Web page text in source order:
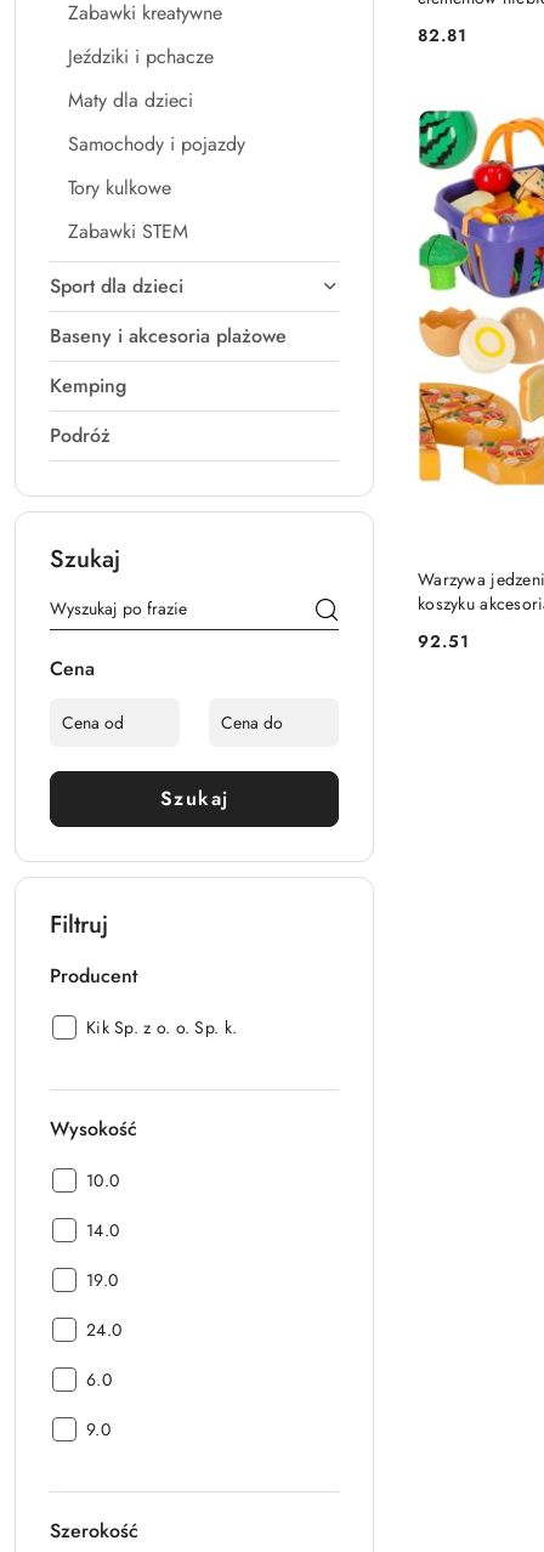
Zabawki kreatywne
Jeździki i pchacze
Maty dla dzieci
Samochody i pojazdy
Tory kulkowe
Zabawki STEM
Sport dla dzieci
Baseny i akcesoria plażowe
Kemping
Podróż
Szukaj
Cena
Szukaj
Filtruj
Producent
Producent:
Kik Sp. z o. o. Sp. k.
Wysokość
Wysokość:
10.0
Wysokość:
14.0
Wysokość:
19.0
Wysokość:
24.0
Wysokość:
6.0
Wysokość:
9.0
Szerokość
Cena:
82.81
Warzywa
koszyku
Cena:
92.51